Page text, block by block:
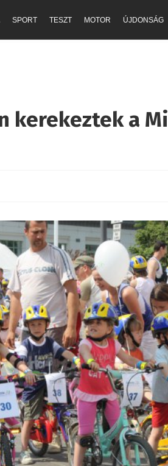
SPORT TESZT MOTOR ÚJDONSÁG
kerekeztek a